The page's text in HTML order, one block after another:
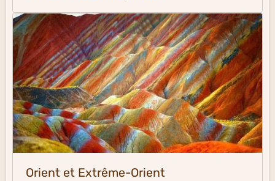
Orient et Extrême-Orient